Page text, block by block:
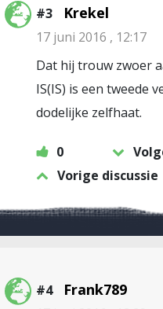
#3 Krekel
17 juni 2016 , 12:17
Dat hij trouw zwoer
IS(IS) is een tweede
dodelijke zelfhaat.
0
Vorige discussie
#4 Frank789